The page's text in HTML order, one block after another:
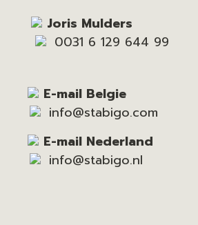
Joris Mulders
0031 6 129 644 99
E-mail Belgie
info@stabigo.com
E-mail Nederland
info@stabigo.nl